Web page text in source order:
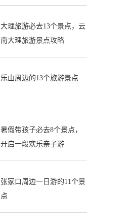
大理旅游必去13个景点，云
南大理旅游景点攻略
乐山周边的13个旅游景点
暑假带孩子必去8个景点，
开启一段欢乐亲子游
张家口周边一日游的11个景
点